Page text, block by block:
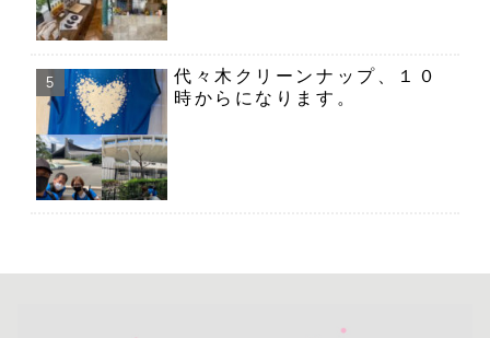
代々木クリーンナップ、１０
時からになります。